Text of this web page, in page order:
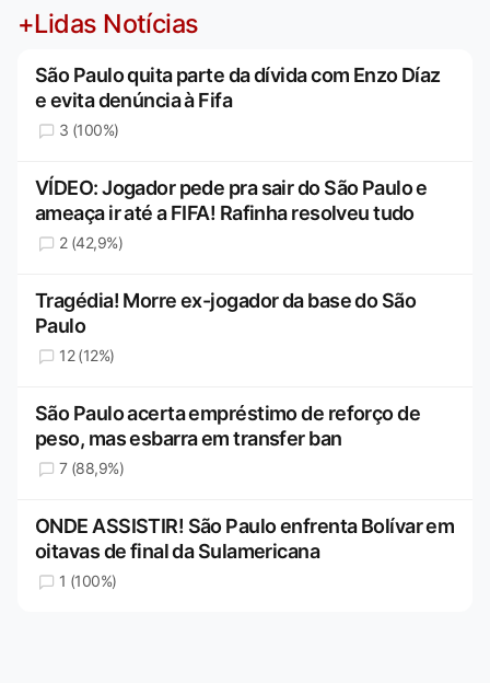
+Lidas Notícias
São Paulo quita parte da dívida com Enzo Díaz
e evita denúncia à Fifa
3 (100%)
VÍDEO: Jogador pede pra sair do São Paulo e
ameaça ir até a FIFA! Rafinha resolveu tudo
2 (42,9%)
Tragédia! Morre ex-jogador da base do São
Paulo
12 (12%)
São Paulo acerta empréstimo de reforço de
peso, mas esbarra em transfer ban
7 (88,9%)
ONDE ASSISTIR! São Paulo enfrenta Bolívar em
oitavas de final da Sulamericana
1 (100%)